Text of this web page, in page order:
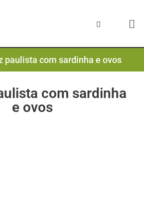
paulista com sardinha e ovos
com sardinha
e ovos